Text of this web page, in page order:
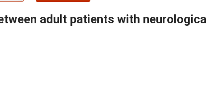
adult patients with neurological